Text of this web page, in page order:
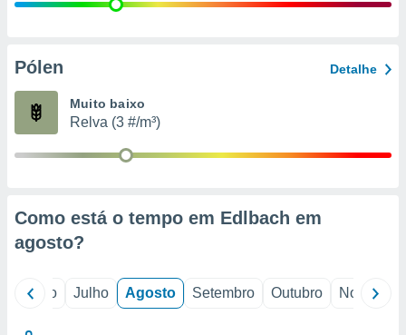
e
de
Pólen Detalhe
Muito baixo
Relva (3 #/m³)
Como está o tempo em Edlbach em
agosto?
Junho Julho Agosto Setembro Outubro Novembro